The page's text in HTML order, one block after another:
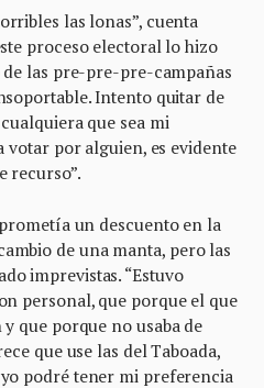
las lonas”, cuenta
proceso electoral lo hizo
de las pre-pre-pre-campañas
Intento quitar de
que sea mi
votar por alguien, es evidente
recurso”.
un descuento en la
de una manta, pero las
imprevistas. “Estuvo
personal, que porque el que
que porque no usaba de
que use las del Taboada,
podré tener mi preferencia